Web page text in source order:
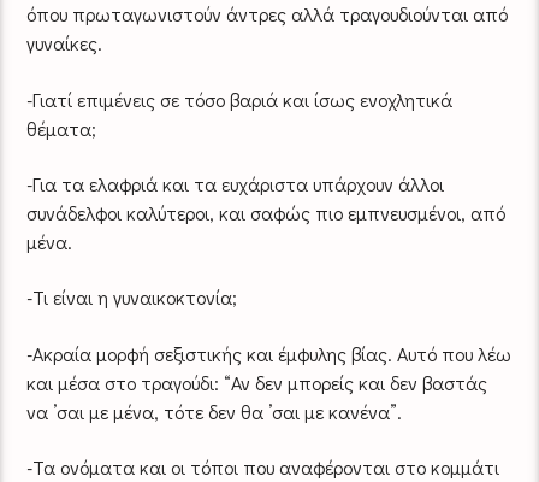
όπου πρωταγωνιστούν άντρες αλλά τραγουδιούνται από
γυναίκες.
-Γιατί επιμένεις σε τόσο βαριά και ίσως ενοχλητικά
θέματα;
-Για τα ελαφριά και τα ευχάριστα υπάρχουν άλλοι
συνάδελφοι καλύτεροι, και σαφώς πιο εμπνευσμένοι, από
μένα.
-Τι είναι η γυναικοκτονία;
-Ακραία μορφή σεξιστικής και έμφυλης βίας. Αυτό που λέω
και μέσα στο τραγούδι: “Αν δεν μπορείς και δεν βαστάς
να ’σαι με μένα, τότε δεν θα ’σαι με κανένα”.
-Τα ονόματα και οι τόποι που αναφέρονται στο κομμάτι